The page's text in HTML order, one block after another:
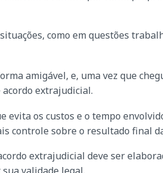
como em questões
amigável, e, uma vez que
extrajudicial.
evita os custos e o tempo
controle sobre o resultado final
extrajudicial deve ser